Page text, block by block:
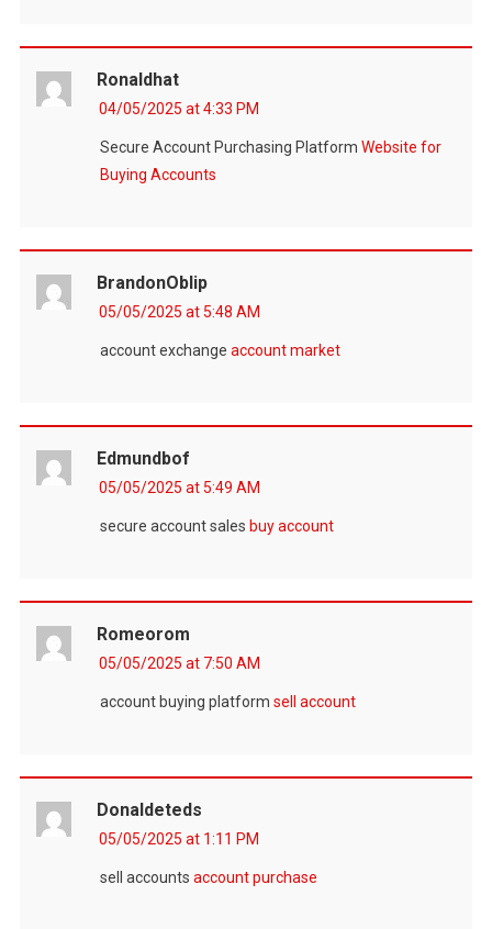
Ronaldhat
04/05/2025 at 4:33 PM
Secure Account Purchasing Platform Website for
Buying Accounts
BrandonOblip
05/05/2025 at 5:48 AM
account exchange account market
Edmundbof
05/05/2025 at 5:49 AM
secure account sales buy account
Romeorom
05/05/2025 at 7:50 AM
account buying platform sell account
Donaldeteds
05/05/2025 at 1:11 PM
sell accounts account purchase